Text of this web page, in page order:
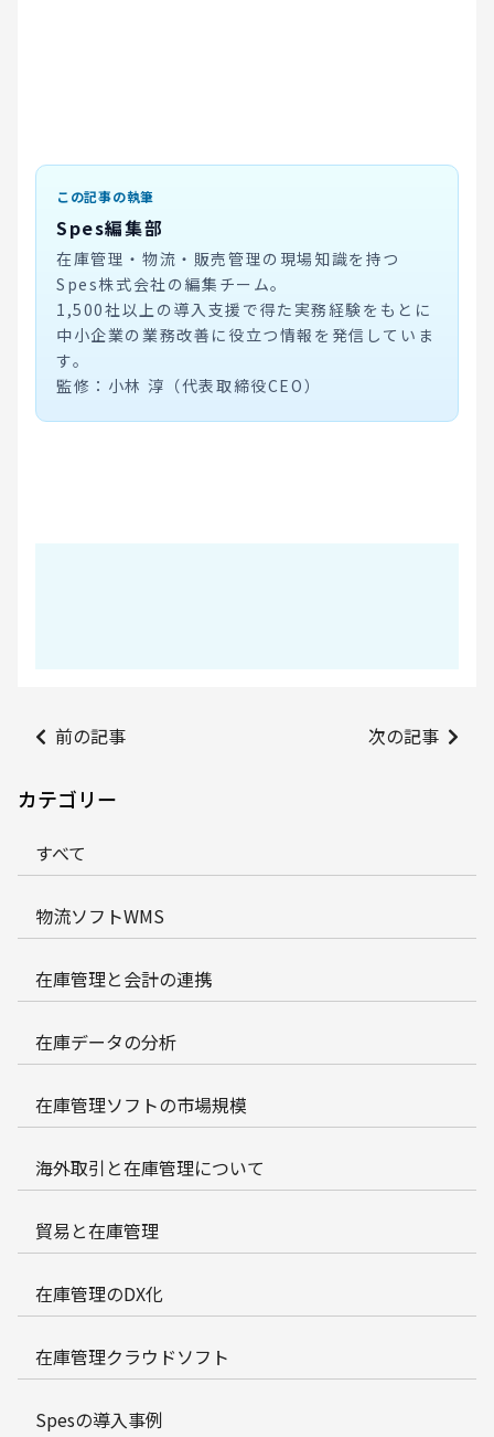
この記事の執筆
Spes編集部
在庫管理・物流・販売管理の現場知識を持つ
Spes株式会社の編集チーム。
1,500社以上の導入支援で得た実務経験をもとに
中小企業の業務改善に役立つ情報を発信していま
す。
監修：小林 淳（代表取締役CEO）
前の記事 次の記事
カテゴリー
すべて
物流ソフトWMS
在庫管理と会計の連携
在庫データの分析
在庫管理ソフトの市場規模
海外取引と在庫管理について
貿易と在庫管理
在庫管理のDX化
在庫管理クラウドソフト
Spesの導入事例